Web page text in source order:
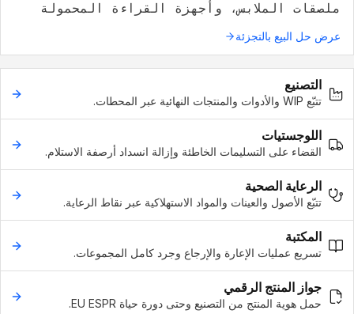
ملصقات الملابس، وأجهزة القراءة المحمولة
عرض حل البيع بالتجزئة
التصنيع
تتبّع WIP والأدوات والمنتجات النهائية عبر المحطات.
اللوجستيات
القضاء على التسليمات الخاطئة وإزالة انسداد أرصفة الاستلام.
الرعاية الصحية
تتبّع الأصول والعينات والمواد الاستهلاكية عبر نقاط الرعاية.
المكتبة
تسريع عمليات الإعارة والإرجاع وجرد كامل المجموعات.
جواز المنتج الرقمي
حمل هوية المنتج من التصنيع وحتى دورة حياة EU ESPR.